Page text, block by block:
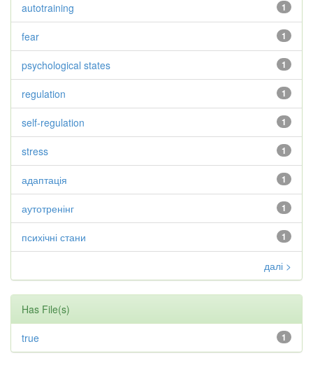
1
autotraining
1
fear
1
psychological states
1
regulation
1
self-regulation
1
stress
1
адаптація
1
аутотренінг
1
психічні стани
далі >
Has File(s)
1
true